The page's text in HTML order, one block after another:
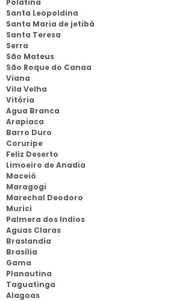
Polatina
Santa Leopoldina
Santa Maria de jetibá
Santa Teresa
Serra
São Mateus
São Roque do Canaa
Viana
Vila Velha
Vitória
Agua Branca
Arapiaca
Barro Duro
Coruripe
Feliz Deserto
Limoeiro de Anadia
Maceió
Maragogi
Marechal Deodoro
Murici
Palmera dos Indios
Aguas Claras
Braslandia
Brasília
Gama
Planautina
Taguatinga
Alagoas